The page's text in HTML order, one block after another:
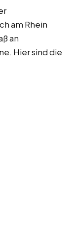
am Rhein
an
Hier sind die